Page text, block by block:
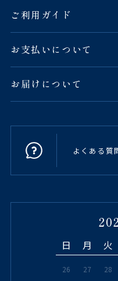
ご利用ガイド
お支払いについて
お届けについて
よくある質
日 月 火
26 27 28